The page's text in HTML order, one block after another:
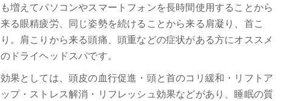
も増えてパソコンやスマートフォンを長時間使用することから
来る眼精疲労、同じ姿勢を続けることから来る肩凝り、首こ
り。肩こりから来る頭痛、頭重などの症状がある方にオススメ
のドライヘッドスパです。
効果としては、頭皮の血行促進・頭と首のコリ緩和・リフトア
ップ・ストレス解消・リフレッシュ効果などがあり、睡眠の質